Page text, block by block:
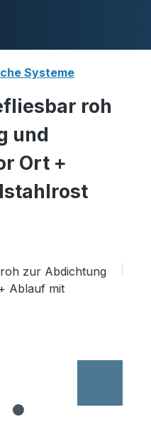
Systeme
roh
und
Ort +